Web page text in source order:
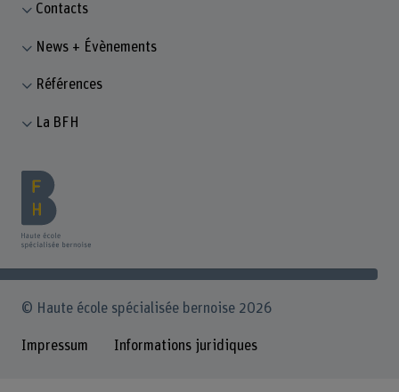
Contacts
News + Évènements
Références
La BFH
© Haute école spécialisée bernoise 2026
Impressum Informations juridiques